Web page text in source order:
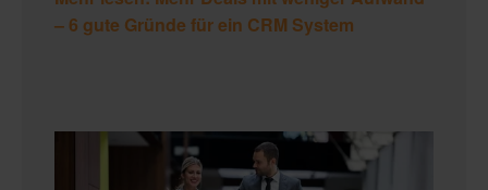
– 6 gute Gründe für ein CRM System